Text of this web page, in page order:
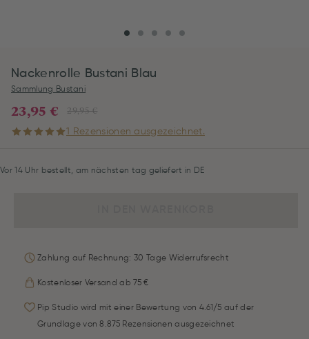
Nackenrolle Bustani Blau
Sammlung Bustani
29,95 €
23,95 €
1 Rezensionen ausgezeichnet.
Vor 14 Uhr bestellt, am nächsten tag geliefert in DE
Zahlung auf Rechnung: 30 Tage Widerrufsrecht
Kostenloser Versand ab 75 €
Pip Studio wird mit einer Bewertung von 4.61/5 auf der
Grundlage von 8.875 Rezensionen ausgezeichnet